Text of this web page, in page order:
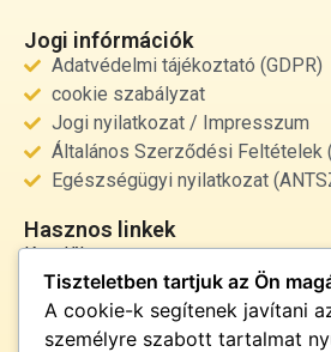
Jogi infórmációk
Adatvédelmi tájékoztató (GDPR)
cookie szabályzat
Jogi nyilatkozat / Impresszum
Általános Szerződési Feltételek
Egészségügyi nyilatkozat
Hasznos linkek
Kezdőlap
Rólunk
Szolgáltatások
Kapcsolat
Tiszteletben tartjuk az Ön
A cookie-k segítenek javítani
személyre szabott tartalmat